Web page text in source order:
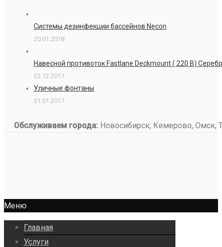
Системы дезинфекции бассейнов Necon
20.01.2018
Навесной противоток Fastlane Deckmount ( 220 В)
22.12.2017
Уличные фонтаны
31.01.2017
Обслуживаем города: Новосибирск, Кемерово, Омск,
Меню
Главная
Услуги